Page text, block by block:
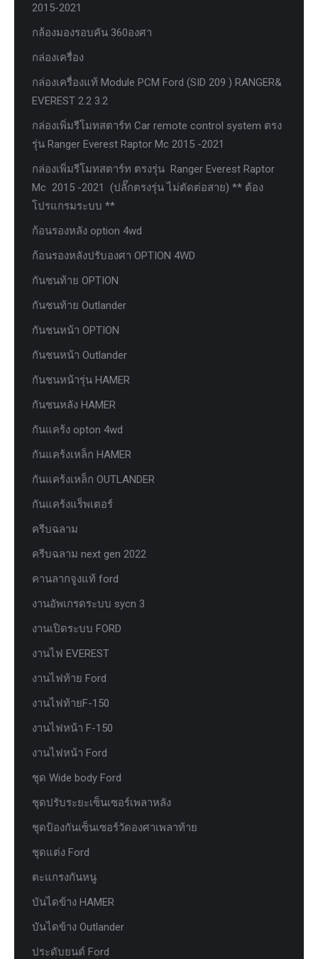
2015-2021
กล้องมองรอบคัน 360องศา
กล่องเครื่อง
กล่องเครื่องแท้ Module PCM Ford (SID 209 ) RANGER&
EVEREST 2.2 3.2
กล่องเพิ่มรีโมทสตาร์ท Car remote control system ตรง
รุ่น Ranger Everest Raptor Mc 2015 -2021
กล่องเพิ่มรีโมทสตาร์ท ตรงรุ่น Ranger Everest Raptor
Mc 2015 -2021 (ปลั๊กตรงรุ่น ไม่ตัดต่อสาย) ** ต้อง
โปรแกรมระบบ **
ก้อนรองหลัง option 4wd
ก้อนรองหลังปรับองศา OPTION 4WD
กันชนท้าย OPTION
กันชนท้าย Outlander
กันชนหน้า OPTION
กันชนหน้า Outlander
กันชนหน้ารุ่น HAMER
กันชนหลัง HAMER
กันแคร้ง opton 4wd
กันแคร้งเหล็ก HAMER
กันแคร้งเหล็ก OUTLANDER
กันแคร้งแร็พเตอร์
ครีบฉลาม
ครีบฉลาม next gen 2022
คานลากจูงแท้ ford
งานอัพเกรดระบบ sycn 3
งานเปิดระบบ FORD
งานไฟ EVEREST
งานไฟท้าย Ford
งานไฟท้ายF-150
งานไฟหน้า F-150
งานไฟหน้า Ford
ชุด Wide body Ford
ชุดปรับระยะเซ็นเซอร์เพลาหลัง
ชุดป้องกันเซ็นเซอร์วัดองศาเพลาท้าย
ชุดแต่ง Ford
ตะแกรงกันหนู
บันไดข้าง HAMER
บันไดข้าง Outlander
ประดับยนต์ Ford